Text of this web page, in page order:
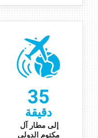
35
دقيقة
إلى مطار آل
مكتوم الدولي